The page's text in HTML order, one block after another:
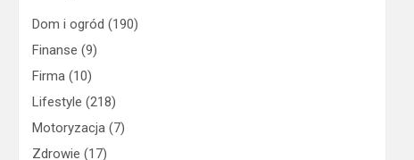
Dom i ogród (190)
Finanse (9)
Firma (10)
Lifestyle (218)
Motoryzacja (7)
Zdrowie (17)